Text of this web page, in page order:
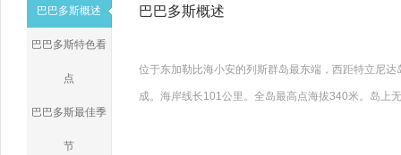
巴巴多斯概述
巴巴多斯特色看
点
巴巴多斯最佳季
节
巴巴多斯概述
位于东加勒比海小安的列斯群岛最东端，西距特立尼
成。海岸线长101公里。全岛最高点海拔340米。岛